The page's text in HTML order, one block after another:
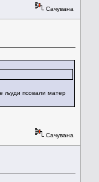
Сачувана
људи псовали матер
Сачувана